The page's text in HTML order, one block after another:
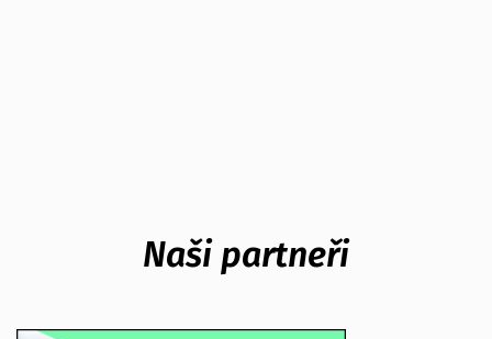
Naši partneři